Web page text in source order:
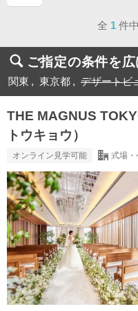
ページ目
全 1 件
ご指定の条件を
関東 東京都 デザートビ
THE MAGNUS
トウキョウ）
オンライン見学可能 式場・